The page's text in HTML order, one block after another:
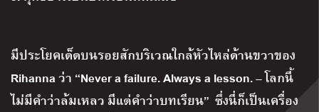
มีประโยคเด็ดบนรอยสักบริเวณใกล้หัวไหล่ด้านขวาของ
Rihannaว่า “Never a failure. Always a lesson. –โลกนี้
ไม่มีคำว่าล้มเหลว มีแต่คำว่าบทเรียน” ซึ่งนี่ก็เป็นเครื่อง